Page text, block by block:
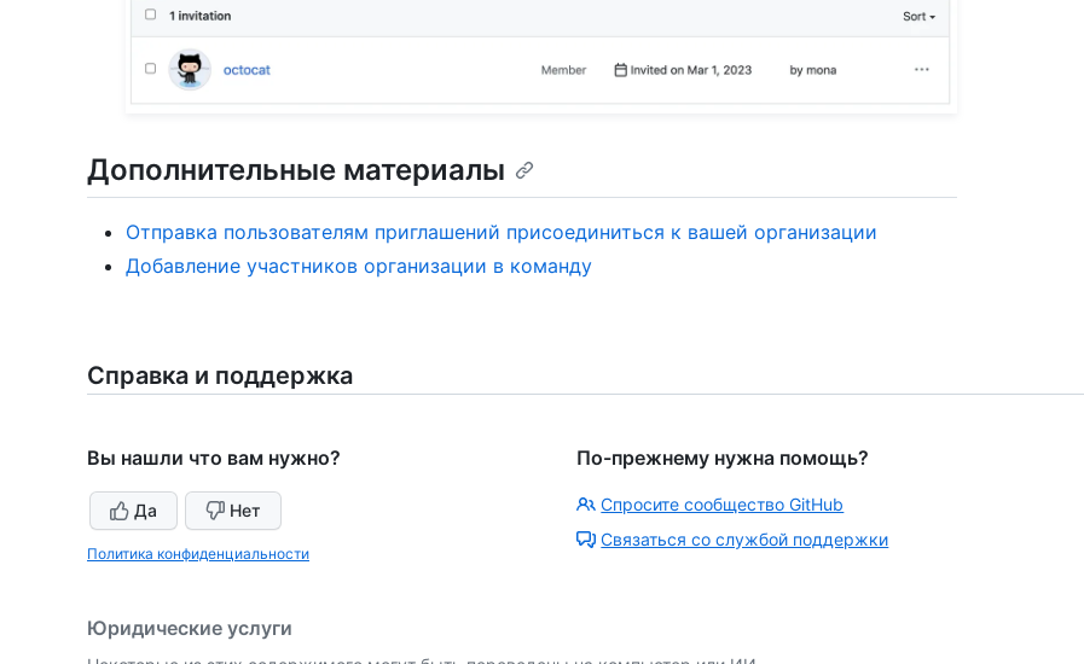
Дополнительные материалы
Отправка пользователям приглашений присоединиться к вашей организации
Добавление участников организации в команду
Справка и поддержка
Вы нашли что вам нужно?
Да Нет
Политика конфиденциальности
По-прежнему нужна помощь?
Спросите сообщество GitHub
Связаться со службой поддержки
Юридические услуги